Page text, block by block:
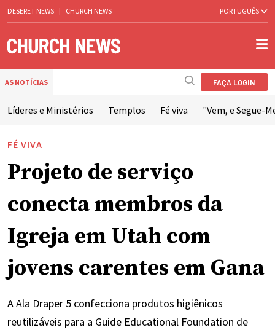
DESERET NEWS | CHURCH NEWS PORTUGUÊS
AS NOTÍCIAS FAÇA LOGIN
Líderes e Ministérios Templos Fé viva "Vem, e Segue-
FÉ VIVA
Projeto de serviço
conecta membros da
Igreja em Utah com
jovens carentes em Gana
A Ala Draper 5 confecciona produtos higiênicos
reutilizáveis para a Guide Educational Foundation de